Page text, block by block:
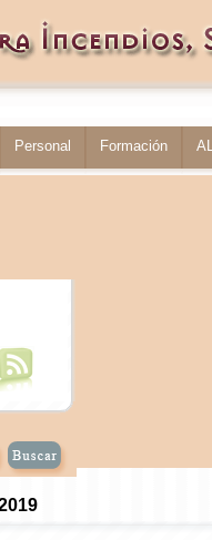
Personal Formación